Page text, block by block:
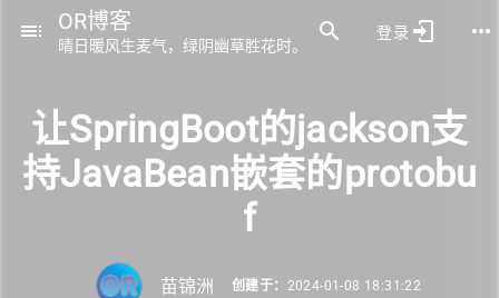
OR博客
晴日暖风生麦气，绿阴幽草胜花时。
登录
让SpringBoot的jackson支
持JavaBean嵌套的protobu
f
苗锦洲 创建于： 2024-01-08 18:31:22